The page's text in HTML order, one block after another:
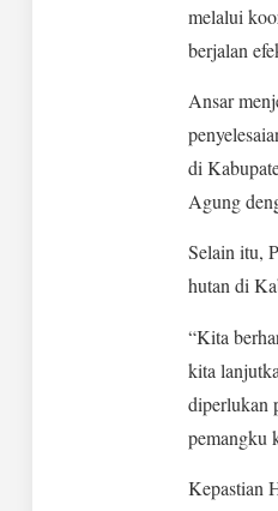
melalui
berjalan
Ansar
di
Agung
Selain itu,
hutan di
“Kita
kita
diperlukan
pemangku
Kepastian